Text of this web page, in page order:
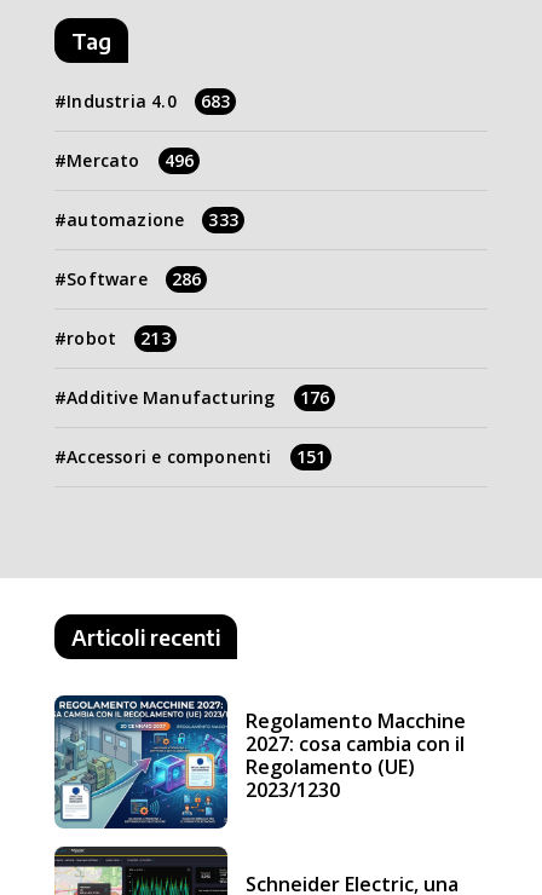
Tag
Industria 4.0 683
Mercato 496
automazione 333
Software 286
robot 213
Additive Manufacturing 176
Accessori e componenti 151
Articoli recenti
Regolamento Macchine
2027: cosa cambia con il
Regolamento (UE)
2023/1230
Schneider Electric, una